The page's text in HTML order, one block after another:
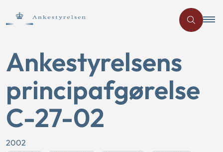
Ankestyrelsens
principafgørelse
C-27-02
2002